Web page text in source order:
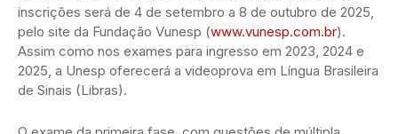
inscrições será de 4 de setembro a 8 de outubro de 2025,
pelo site da Fundação Vunesp (www.vunesp.com.br).
Assim como nos exames para ingresso em 2023, 2024 e
2025, a Unesp oferecerá a videoprova em Língua Brasileira
de Sinais (Libras).